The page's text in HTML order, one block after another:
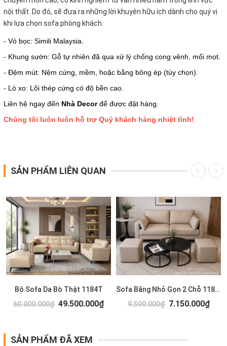
nội thất. Do đó, sẽ đưa ra những lời khuyên hữu ích dành cho quý vị
khi lựa chọn sofa phòng khách.
- Vỏ bọc: Simili Malaysia.
- Khung sườn: Gỗ tự nhiên đã qua xử lý chống cong vênh, mối mọt.
- Đệm mút: Nệm cứng, mềm, hoặc bằng bông ép (tùy chọn).
- Lò xo: Lõi thép cứng có độ bền cao.
Liên hệ ngay đến Nhà Decorđể được đặt hàng.
Chúng tôi luôn luôn hỗ trợ Quý khách hàng nhiệt tình!
SẢN PHẨM LIÊN QUAN
Bộ Sofa Da Bò Thật 1184T
60.000.000₫ 49.500.000₫
Sofa Băng Nhỏ Gọn 2 Chỗ 1183T
9.500.000₫ 7.150.000₫
SẢN PHẨM ĐÃ XEM